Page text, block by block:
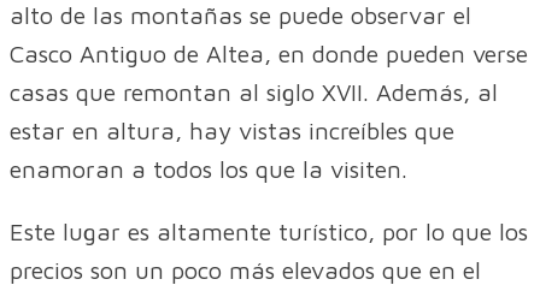
alto de las montañas se puede observar el
Casco Antiguo de Altea, en donde pueden verse
casas que remontan al siglo XVII. Además, al
estar en altura, hay vistas increíbles que
enamoran a todos los que la visiten.
Este lugar es altamente turístico, por lo que los
precios son un poco más elevados que en el